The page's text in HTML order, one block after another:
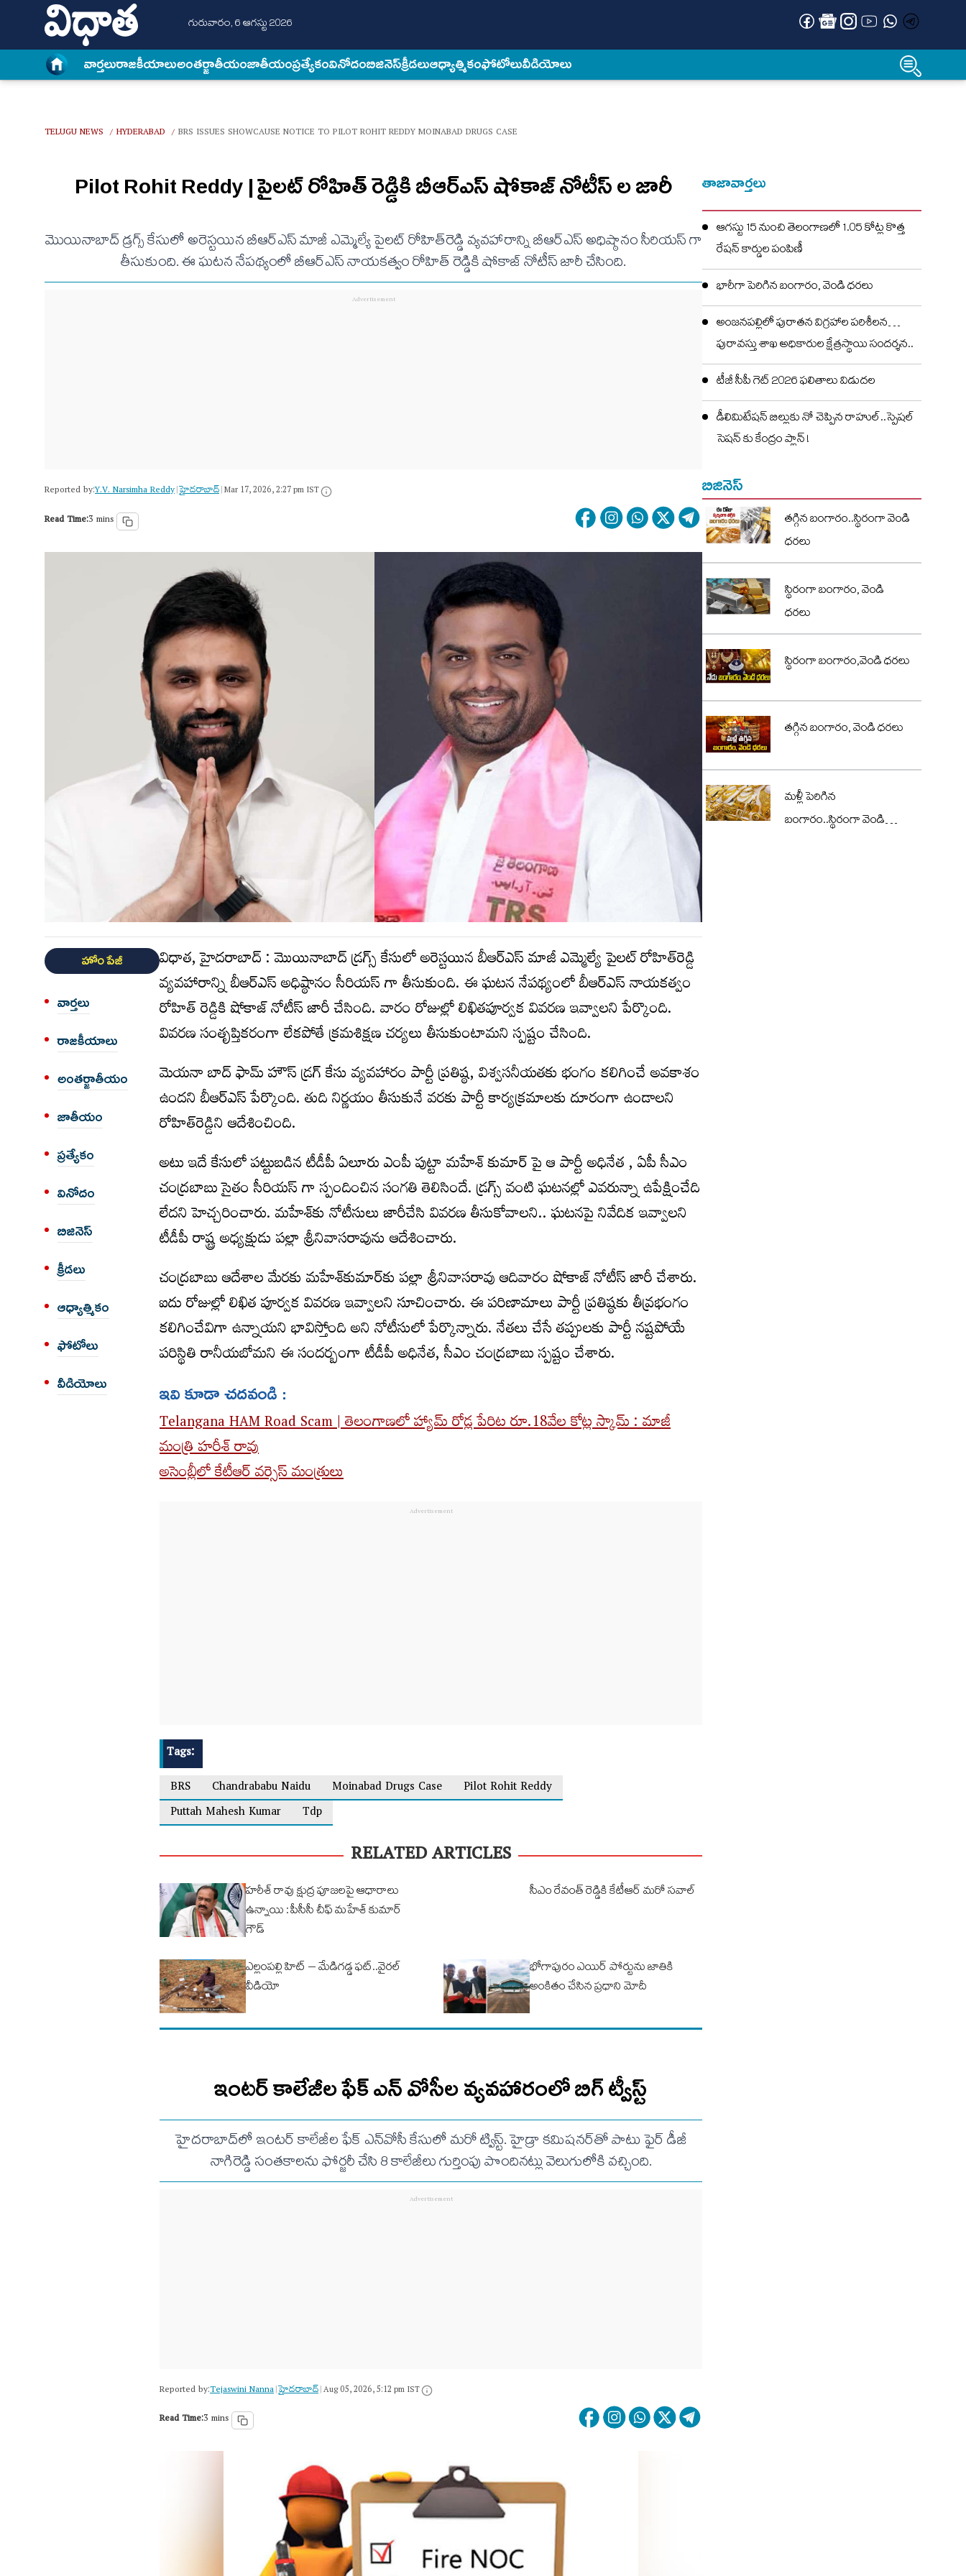
గురువారం, 6 ఆగస్టు 2026
వార్త‌లురాజకీయాలుఅంత‌ర్జాతీయంజాతీయంప్రత్యేకంవినోదంబిజినెస్క్రీడలుఆధ్యాత్మికంఫోటోలువీడియోలు
TELUGU NEWS / HYDERABAD / BRS ISSUES SHOWCAUSE NOTICE TO PILOT ROHIT REDDY MOINABAD DRUGS CASE
Pilot Rohit Reddy | పైలట్ రోహిత్ రెడ్డికి బీఆర్ఎస్ షోకాజ్ నోటీస్ ల జారీ
మొయినాబాద్‌ డ్రగ్స్‌ కేసులో అరెస్టయిన బీఆర్ఎస్ మాజీ ఎమ్మెల్యే పైలట్‌ రోహిత్‌రెడ్డి వ్యవహారాన్ని బీఆర్‌ఎస్‌ అధిష్ఠానం సీరియస్ గా
తీసుకుంది. ఈ ఘటన నేపథ్యంలో బీఆర్ఎస్ నాయకత్వం రోహిత్ రెడ్డికి షోకాజ్‌ నోటీస్‌ జారీ చేసింది.
Reported by:Y.V. Narsimha Reddy|హైదరాబాద్​|Mar 17, 2026, 2:27 pm IST
Read Time:3 mins
హోం పేజీ
వార్త‌లు
రాజకీయాలు
అంత‌ర్జాతీయం
జాతీయం
ప్రత్యేకం
వినోదం
బిజినెస్
క్రీడలు
ఆధ్యాత్మికం
ఫోటోలు
వీడియోలు
విధాత, హైదరాబాద్ : మొయినాబాద్‌ డ్రగ్స్‌ కేసులో అరెస్టయిన బీఆర్ఎస్ మాజీ ఎమ్మెల్యే పైలట్‌ రోహిత్‌రెడ్డి
వ్యవహారాన్ని బీఆర్‌ఎస్‌ అధిష్ఠానం సీరియస్ గా తీసుకుంది. ఈ ఘటన నేపథ్యంలో బీఆర్ఎస్ నాయకత్వం
రోహిత్ రెడ్డికి షోకాజ్‌ నోటీస్‌ జారీ చేసింది. వారం రోజుల్లో లిఖితపూర్వక వివరణ ఇవ్వాలని పేర్కొంది.
వివరణ సంతృప్తికరంగా లేకపోతే క్రమశిక్షణ చర్యలు తీసుకుంటామని స్పష్టం చేసింది.
మెయనా బాద్ ఫామ్ హౌస్ డ్రగ్ కేసు వ్యవహారం పార్టీ ప్రతిష్ఠ, విశ్వసనీయతకు భంగం కలిగించే అవకాశం
ఉందని బీఆర్‌ఎస్‌ పేర్కొంది. తుది నిర్ణయం తీసుకునే వరకు పార్టీ కార్యక్రమాలకు దూరంగా ఉండాలని
రోహిత్‌రెడ్డిని ఆదేశించింది.
అటు ఇదే కేసులో పట్టుబడిన టీడీపీ ఏలూరు ఎంపీ పుట్టా మహేశ్ కుమార్ పై ఆ పార్టీ అధినేత , ఏపీ సీఎం
చంద్రబాబు సైతం సీరియస్ గా స్పందించిన సంగతి తెలిసిందే. డ్రగ్స్‌ వంటి ఘటనల్లో ఎవరున్నా ఉపేక్షించేది
లేదని హెచ్చరించారు. మహేశ్‌కు నోటీసులు జారీచేసి వివరణ తీసుకోవాలని.. ఘటనపై నివేదిక ఇవ్వాలని
టీడీపీ రాష్ట్ర అధ్యక్షుడు పల్లా శ్రీనివాసరావును ఆదేశించారు.
చంద్రబాబు ఆదేశాల మేరకు మహేశ్‌కుమార్‌కు పల్లా శ్రీనివాసరావు ఆదివారం షోకాజ్ నోటీస్ జారీ చేశారు.
ఐదు రోజుల్లో లిఖిత పూర్వక వివరణ ఇవ్వాలని సూచించారు. ఈ పరిణామాలు పార్టీ ప్రతిష్ఠకు తీవ్రభంగం
కలిగించేవిగా ఉన్నాయని భావిస్తోంది అని నోటీసులో పేర్కొన్నారు. నేతలు చేసే తప్పులకు పార్టీ నష్టపోయే
పరిస్థితి రానీయబోమని ఈ సందర్బంగా టీడీపీ అధినేత, సీఎం చంద్రబాబు స్పష్టం చేశారు.
ఇవి కూడా చదవండి :
Telangana HAM Road Scam | తెలంగాణలో హ్యామ్ రోడ్ల పేరిట రూ.18వేల కోట్ల స్కామ్ : మాజీ
మంత్రి హరీశ్ రావు
అసెంబ్లీలో కేటీఆర్ వర్సెస్ మంత్రులు
Tags:
BRS
Chandrababu Naidu Moinabad Drugs Case
Pilot Rohit Reddy
Puttah Mahesh Kumar
Tdp
RELATED ARTICLES
హరీశ్ రావు క్షుద్ర పూజలపై ఆధారాలు
ఉన్నాయి : పీసీసీ చీఫ్ మహేశ్ కుమార్
గౌడ్
సీఎం రేవంత్ రెడ్డికి కేటీఆర్ మరో సవాల్
ఎల్లంపల్లి హిట్ – మేడిగడ్డ ఫట్..వైరల్
వీడియో
భోగాపురం ఎయిర్ పోర్టును జాతికి
అంకితం చేసిన ప్రధాని మోదీ
ఇంటర్ కాలేజీల ఫేక్ ఎన్ వోసీల వ్యవహారంలో బిగ్ ట్వీస్ట్
హైదరాబాద్‌లో ఇంటర్ కాలేజీల ఫేక్ ఎన్‌వోసీ కేసులో మరో ట్విస్ట్. హైడ్రా కమిషనర్‌తో పాటు ఫైర్ డీజీ
నాగిరెడ్డి సంతకాలను ఫోర్జరీ చేసి 8 కాలేజీలు గుర్తింపు పొందినట్లు వెలుగులోకి వచ్చింది.
Reported by:Tejaswini Nanna|హైదరాబాద్​|Aug 05, 2026, 5:12 pm IST
Read Time:3 mins
తాజావార్తలు
ఆగస్టు 15 నుంచి తెలంగాణలో 1.05 కోట్ల కొత్త
రేషన్ కార్డుల పంపిణీ
భారీగా పెరిగిన బంగారం, వెండి ధరలు
అంజనపల్లిలో పురాతన విగ్రహాల పరిశీలన…
పురావస్తు శాఖ అధికారుల క్షేత్రస్థాయి సందర్శన..
టీజీ సీపీ గెట్ 2026 ఫలితాలు విడుదల
డీలిమిటేషన్ బిల్లుకు నో చెప్పిన రాహుల్..స్పెషల్
సెషన్ కు కేంద్రం ప్లాన్ !
బిజినెస్
తగ్గిన బంగారం..స్థిరంగా వెండి
ధరలు
స్థిరంగా బంగారం, వెండి
ధరలు
స్థిరంగా బంగారం,వెండి ధరలు
తగ్గిన బంగారం, వెండి ధరలు
మళ్లీ పెరిగిన
బంగారం..స్థిరంగా వెండి